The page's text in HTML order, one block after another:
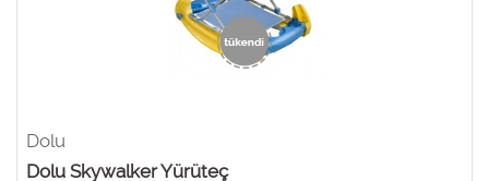
Dolu
Dolu Skywalker Yürüteç